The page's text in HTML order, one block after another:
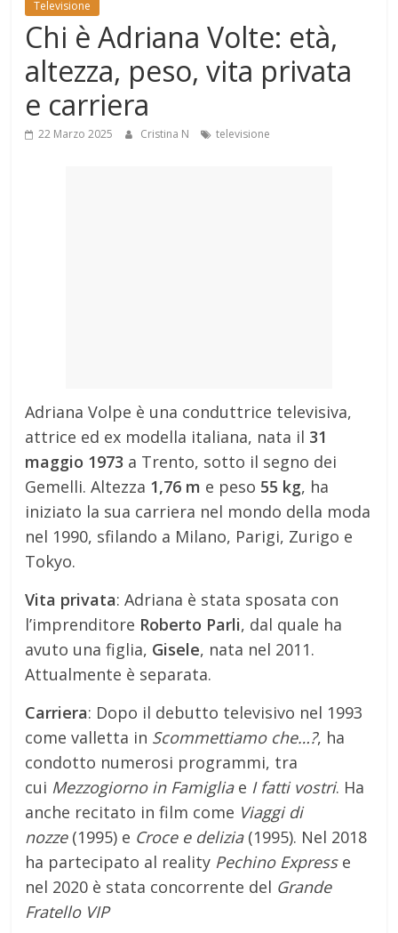
Mondo
Televisione
Chi è Adriana Volte: età,
altezza, peso, vita privata
e carriera
22 Marzo 2025 Cristina N televisione
Adriana Volpe è una conduttrice televisiva,
attrice ed ex modella italiana, nata il 31
maggio 1973 a Trento, sotto il segno dei
Gemelli. Altezza 1,76 m e peso 55 kg, ha
iniziato la sua carriera nel mondo della moda
nel 1990, sfilando a Milano, Parigi, Zurigo e
Tokyo.
Vita privata: Adriana è stata sposata con
l’imprenditore Roberto Parli, dal quale ha
avuto una figlia, Gisele, nata nel 2011.
Attualmente è separata.
Carriera: Dopo il debutto televisivo nel 1993
come valletta in Scommettiamo che…?, ha
condotto numerosi programmi, tra
cui Mezzogiorno in Famigliae I fatti vostri. Ha
anche recitato in film come Viaggi di
nozze(1995) e Croce e delizia(1995). Nel 2018
ha partecipato al reality Pechino Expresse
nel 2020 è stata concorrente del Grande
Fratello VIP